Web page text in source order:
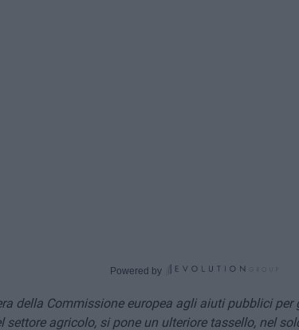
Powered by
della Commissione europea agli aiuti pubblici
settore agricolo, si pone un ulteriore tassello, nel